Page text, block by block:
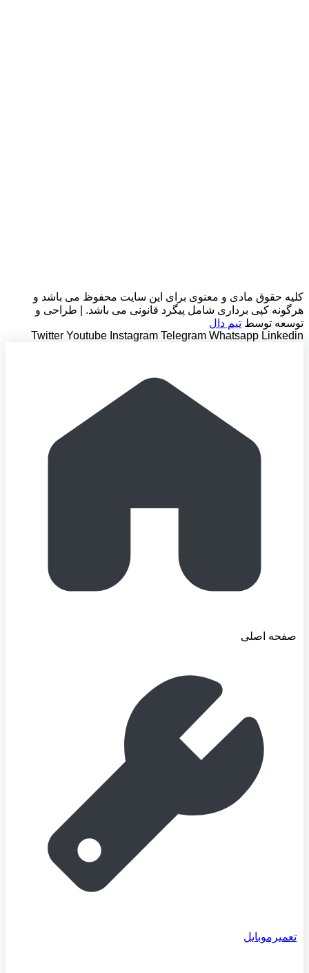
کلیه حقوق مادی و معنوی برای این سایت محفوظ می باشد و
هرگونه کپی برداری شامل پیگرد قانونی می باشد. | طراحی و
توسعه توسط تیم دال
Twitter Youtube Instagram Telegram Whatsapp Linkedin
صفحه اصلی
تعمیرموبایل